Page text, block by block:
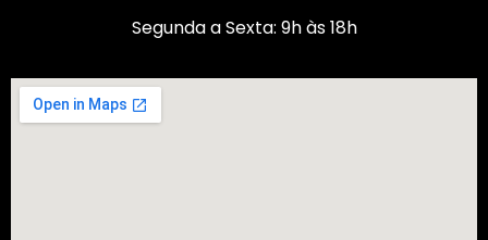
Segunda a Sexta: 9h às 18h